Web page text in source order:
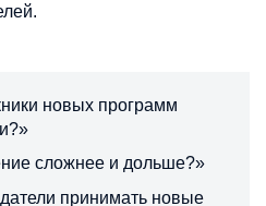
новых программ
сложнее и дольше?»
принимать новые